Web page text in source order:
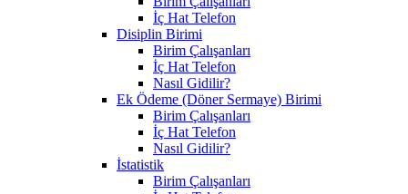
İç Hat Telefon
Disiplin Birimi
Birim Çalışanları
İç Hat Telefon
Nasıl Gidilir?
Ek Ödeme (Döner Sermaye) Birimi
Birim Çalışanları
İç Hat Telefon
Nasıl Gidilir?
İstatistik
Birim Çalışanları